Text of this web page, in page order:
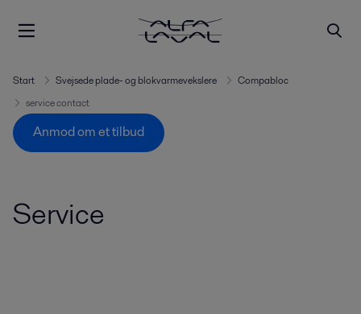
Start Svejsede plade- og blokvarmevekslere
Compabloc
service contact
Anmod om et tilbud
Service